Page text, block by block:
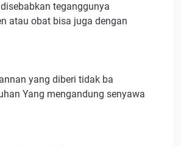
teganggunya
atau obat bisa juga dengan
yang diberi tidak ba
Yang mengandung senyawa